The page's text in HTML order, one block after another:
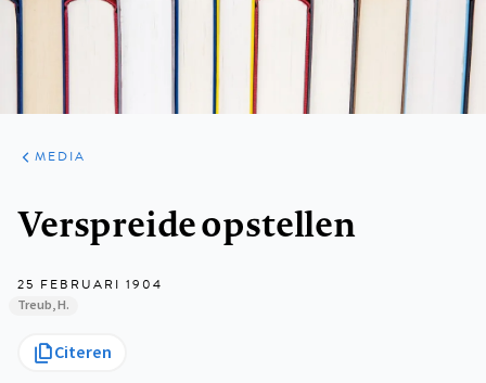
ARTIKELEN
VARIA
MEDIA
Verspreide opstellen
25 FEBRUARI 1904
Treub, H.
Citeren